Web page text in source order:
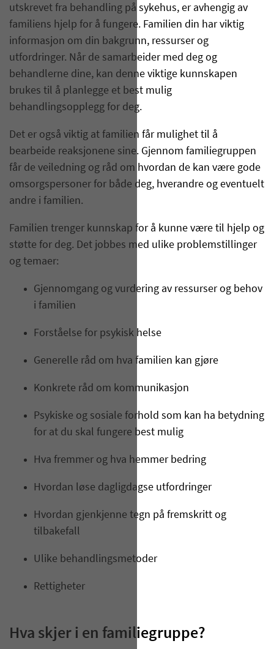
utskrevet fra behandling på sykehus, er avhengig av
familiens hjelp for å fungere. Familien din har viktig
informasjon om din bakgrunn, ressurser og
utfordringer. Når de samarbeider med deg og
behandlerne dine, kan denne viktige kunnskapen
brukes til å planlegge et best mulig
behandlingsopplegg for deg.
Det er også viktig at familien får mulighet til å
bearbeide reaksjonene sine. Gjennom familiegruppen
får de veiledning og råd om hvordan de kan være gode
omsorgspersoner for både deg, hverandre og eventuelt
andre i familien.
Familien trenger kunnskap for å kunne være til hjelp og
støtte for deg. Det jobbes med ulike problemstillinger
og temaer:
Gjennomgang og vurdering av ressurser og behov
i familien
Forståelse for psykisk helse
Generelle råd om hva familien kan gjøre
Konkrete råd om kommunikasjon
Psykiske og sosiale forhold som kan ha betydning
for at du skal fungere best mulig
Hva fremmer og hva hemmer bedring
Hvordan løse dagligdagse utfordringer
Hvordan gjenkjenne tegn på fremskritt og
tilbakefall
Ulike behandlingsmetoder
Rettigheter
Hva skjer i en familiegruppe?